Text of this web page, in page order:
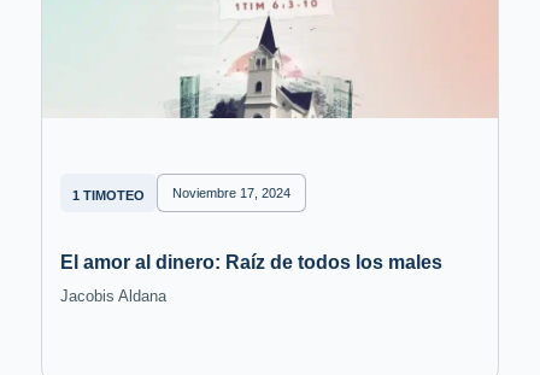
1 TIMOTEO Noviembre 17, 2024
El amor al dinero: Raíz de todos los males
Jacobis Aldana